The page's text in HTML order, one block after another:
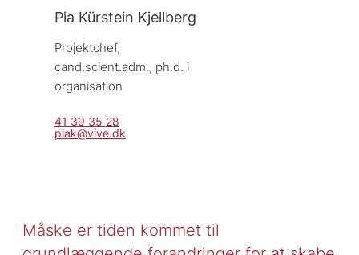
Pia Kürstein Kjellberg
Projektchef,
cand.scient.adm., ph.d. i
organisation
41 39 35 28
piak@vive.dk
Måske er tiden kommet til